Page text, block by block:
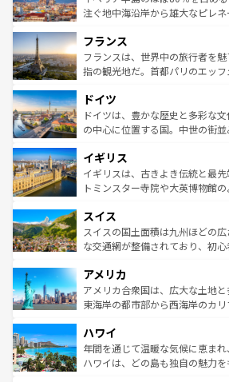
ピザやパスタなど、絶品のイタ
ませてくれるイタリアで、忘れら
なお、新着のイタリア情報はコ
しい。
注ぐ地中海沿岸から雄大なピレ
文化が根付くこの国では、情熱的
れる闘牛、そして美味しいタパ
る。首都マドリードの洗練され
の城塞都市、穏やかなビーチリゾ
せる。地方によって風土や気候
性で訪れる
フランス
フランスは、世界中の旅行者を
指の観光地だ。首都パリのエッ
で、幅広い魅力が詰まっている。
聖堂、美しいビーチ、そして豊
から魅了する。また、フランス
いる。シャンパンの発祥地である
香り高いラベンダー畑など、多
らに、パリ以外の地域にも魅力
れる地方に足を運ぶとそれぞれで
きるだろう。 なお、新着の
を参照してほしい。
ドイツ
ドイツは、豊かな歴史と多彩な
の中心に位置する国。中世の街
顔を持つこの国は、どこを歩いて
ルリンの文化的活気、バイエル
してライン川沿いのワイン畑と
は、お酒好きな人にはぜひ体験してほしい。
ドイツ情報はコンテンツ一覧を
イギリス
イギリスは、古きよき伝統と最
トミンスター寺院や大英博物館
リアごとに異なる魅力がある。ま
ティー、ビール好きにはたまら
戦など、本場だからこそできる
ンツ一覧を参照してほしい。
スイス
スイスの国土面積は九州ほどの
な交通網が整備されており、初
の建物がそのまま残る町や、スイ
博物館もあり、アルプス観光だけ
ことができる。国民の所得が高
ば市内交通費無料で観光を楽しむことも
着のスイス情報はコンテンツ一覧
アメリカ
アメリカ合衆国は、広大な土地と
東海岸の都市部から西海岸のカ
のような巨大都市は、観光、ショ
ンメントが詰まった刺激的なス
西部には大自然が広がり、グラ
ハワイ
年間を通じて温暖な気候に恵ま
ハワイは、どの島も独自の魅力